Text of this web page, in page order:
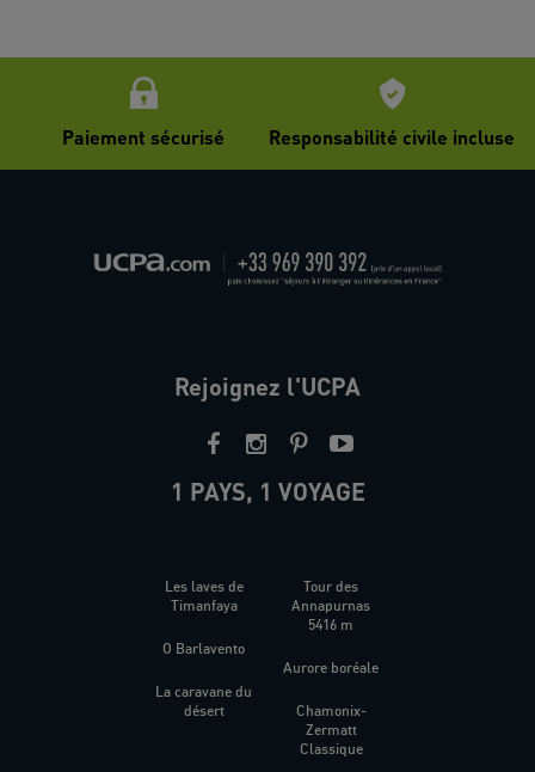
Paiement sécurisé Responsabilité civile incluse
Rejoignez l'UCPA
1 PAYS, 1 VOYAGE
Les laves de
Timanfaya
O Barlavento
La caravane du
désert
Tour des
Annapurnas
5416 m
Aurore boréale
Chamonix-
Zermatt
Classique